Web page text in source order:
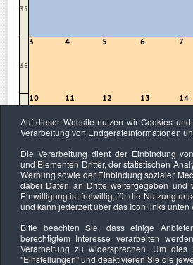
35
36
3 4 5 6 7
37
10 11 12 13 14
38
17 18 19 20 21
39
24 25 26 27 28
Auf dieser Website nutzen wir Cookies
Verarbeitung von Endgeräteinformationen
Die Verarbeitung dient der Einbindung
und Elementen Dritter, der statistischen
Werbung sowie der Einbindung sozialer
dabei Daten an Dritte weitergegeben und
Einwilligung ist freiwillig, für die Nutzung
und kann jederzeit über das Icon links unten
Bitte beachten Sie, dass einige
berechtigtem Interesse verarbeiten
Verarbeitung zu widersprechen. Um
"Einstellungen"und deaktivieren Sie die